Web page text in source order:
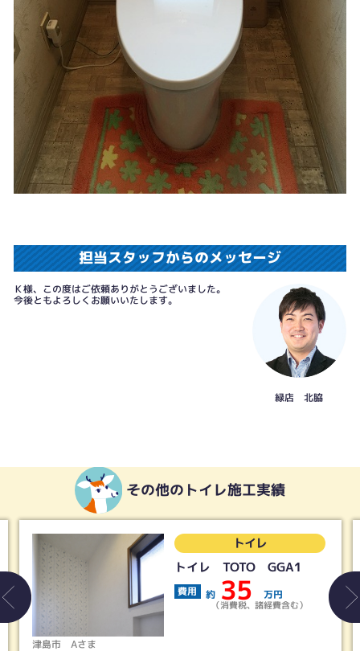
担当スタッフからのメッセージ
Ｋ様、この度はご依頼ありがとうございました。
今後ともよろしくお願いいたします。
緑店 北脇
その他のトイレ施工実績
トイレ
トイレ TOTO GGA1
費用 35 万円
（消費税、諸経費含む）